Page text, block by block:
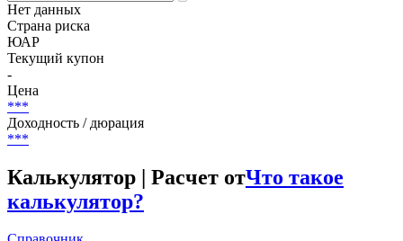
Нет данных
Страна риска
ЮАР
Текущий купон
-
Цена
***
Доходность / дюрация
***
Калькулятор | Расчет отЧто такое
калькулятор?